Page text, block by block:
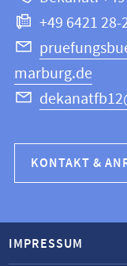
+49 6421 28-
marburg.de
KONTAKT &
IMPRESSUM